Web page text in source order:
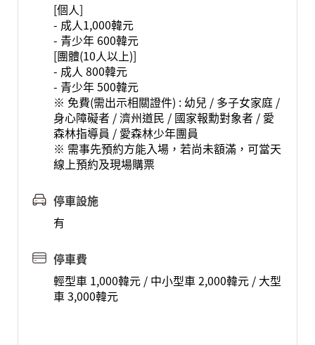
[個人]
- 成人1,000韓元
- 青少年 600韓元
[團體(10人以上)]
- 成人 800韓元
- 青少年 500韓元
※ 免費(需出示相關證件) : 幼兒 / 多子女家庭 /
身心障礙者 / 濟州道民 / 國家報勳對象者 / 愛
森林指導員 / 愛森林少年團員
※ 需事先預約方能入場，若尚未額滿，可當天
線上預約及現場購票
停車設施
有
停車費
輕型車 1,000韓元 / 中小型車 2,000韓元 / 大型
車 3,000韓元